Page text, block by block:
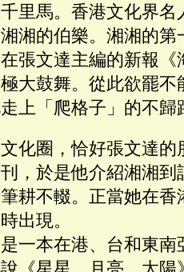
里馬。香港文化界名
湘湘的伯樂。湘湘的
張文達主編的新報《
大鼓舞。從此欲罷不
上「爬格子」的不歸
化圈，恰好張文達的
刊，於是他介紹湘湘
耕不輟。正當她在香
出現。
一本在港、台和東南